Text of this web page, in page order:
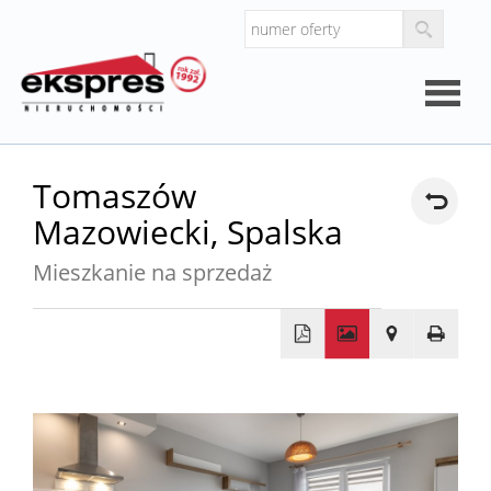
Tomaszów
Mazowiecki, Spalska
Mieszkanie na sprzedaż
−